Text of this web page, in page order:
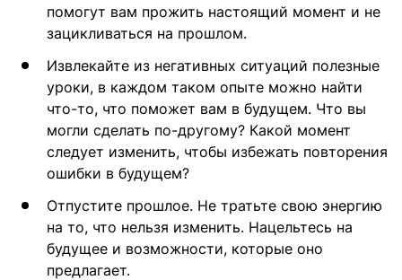
помогут вам прожить настоящий момент и не
зацикливаться на прошлом.
Извлекайте из негативных ситуаций полезные
уроки, в каждом таком опыте можно найти
что-то, что поможет вам в будущем. Что вы
могли сделать по-другому? Какой момент
следует изменить, чтобы избежать повторения
ошибки в будущем?
Отпустите прошлое. Не тратьте свою энергию
на то, что нельзя изменить. Нацельтесь на
будущее и возможности, которые оно
предлагает.